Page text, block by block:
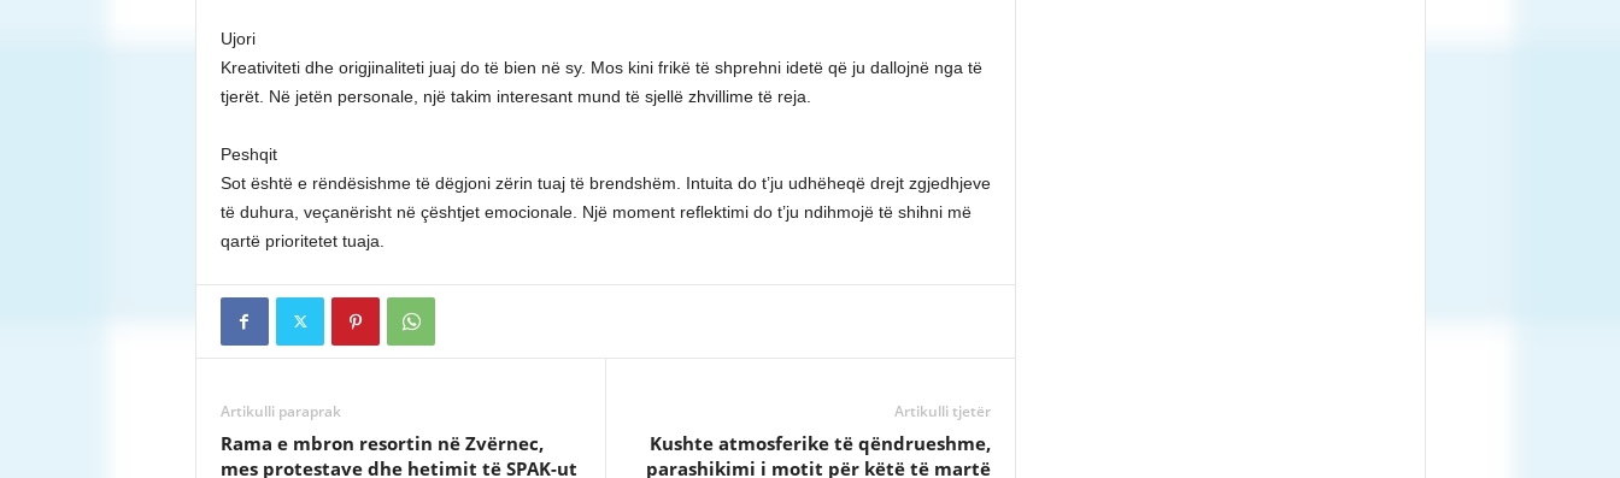
Ujori
Kreativiteti dhe origjinaliteti juaj do të bien në sy. Mos kini frikë të shprehni idetë që ju dallojnë nga të
tjerët. Në jetën personale, një takim interesant mund të sjellë zhvillime të reja.
Peshqit
Sot është e rëndësishme të dëgjoni zërin tuaj të brendshëm. Intuita do t’ju udhëheqë drejt zgjedhjeve
të duhura, veçanërisht në çështjet emocionale. Një moment reflektimi do t’ju ndihmojë të shihni më
qartë prioritetet tuaja.
Artikulli paraprak
Rama e mbron resortin në Zvërnec,
mes protestave dhe hetimit të SPAK-ut
Artikulli tjetër
Kushte atmosferike të qëndrueshme,
parashikimi i motit për këtë të martë